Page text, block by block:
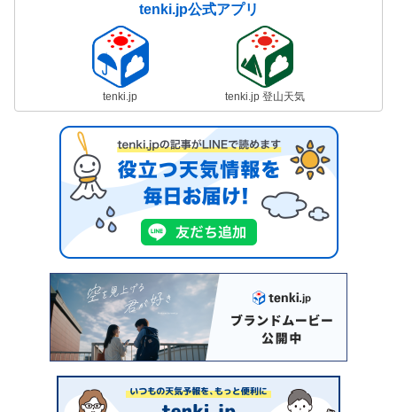
tenki.jp公式アプリ
tenki.jp tenki.jp 登山天気